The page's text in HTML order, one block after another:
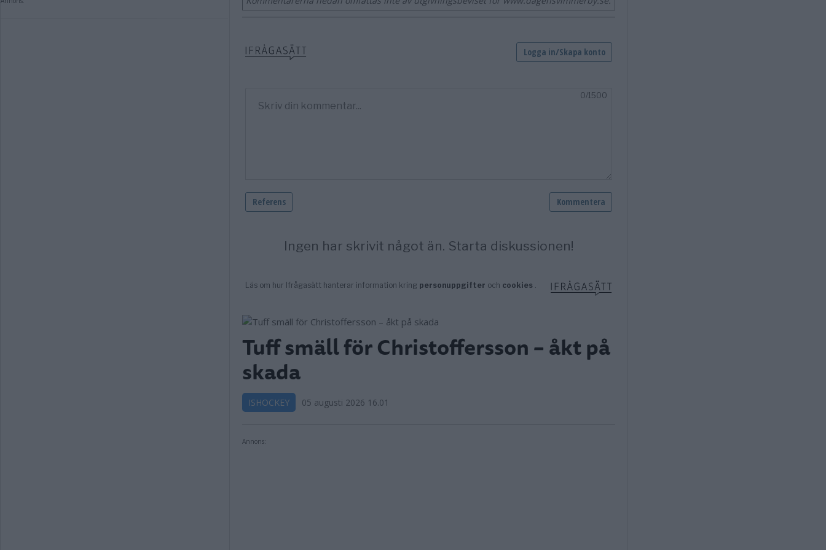
Tuff smäll för Christoffersson – åkt på
skada
ISHOCKEY 05 augusti 2026 16.01
Annons: